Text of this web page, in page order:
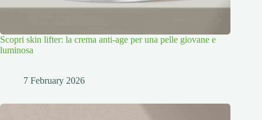
Scopri skin lifter: la crema anti-age per una pelle giovane e
luminosa
7 February 2026